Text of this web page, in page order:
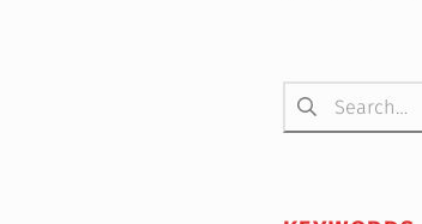
Suchen nach: